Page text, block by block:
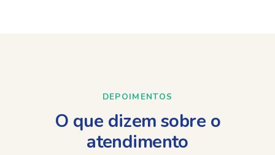
DEPOIMENTOS
O que dizem sobre o
atendimento